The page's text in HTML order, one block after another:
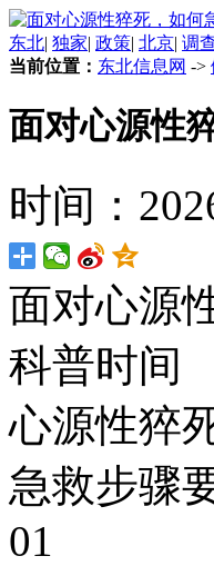
东北| 独家| 政策| 北京| 调
当前位置： 东北信息网 ->
面对心源性
时间：
面对心源
科普时间
心源性猝
急救步骤
01